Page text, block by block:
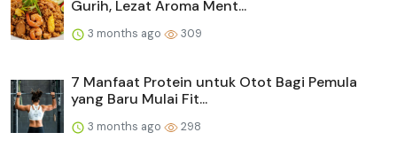
Gurih, Lezat Aroma Ment...
3 months ago 309
7 Manfaat Protein untuk Otot Bagi Pemula
yang Baru Mulai Fit...
3 months ago 298